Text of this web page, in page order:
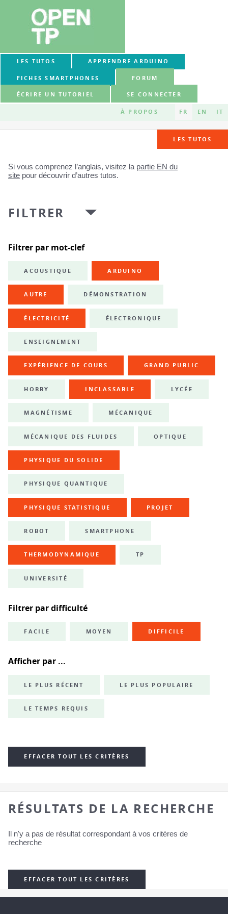
LES TUTOS APPRENDRE ARDUINO
FICHES SMARTPHONES FORUM
ÉCRIRE UN TUTORIEL SE CONNECTER
À PROPOS FR EN IT
LES TUTOS
Si vous comprenez l’anglais, visitez la partie EN du
site pour découvrir d’autres tutos.
FILTRER
Filtrer par mot-clef
ACOUSTIQUE ARDUINO
AUTRE DÉMONSTRATION
ÉLECTRICITÉ ÉLECTRONIQUE
ENSEIGNEMENT
EXPÉRIENCE DE COURS GRAND PUBLIC
HOBBY INCLASSABLE LYCÉE
MAGNÉTISME MÉCANIQUE
MÉCANIQUE DES FLUIDES OPTIQUE
PHYSIQUE DU SOLIDE
PHYSIQUE QUANTIQUE
PHYSIQUE STATISTIQUE PROJET
ROBOT SMARTPHONE
THERMODYNAMIQUE TP
UNIVERSITÉ
Filtrer par difficulté
FACILE MOYEN DIFFICILE
Afficher par ...
LE PLUS RÉCENT LE PLUS POPULAIRE
LE TEMPS REQUIS
EFFACER TOUT LES CRITÈRES
RÉSULTATS DE LA RECHERCHE
Il n'y a pas de résultat correspondant à vos critères de
recherche
EFFACER TOUT LES CRITÈRES